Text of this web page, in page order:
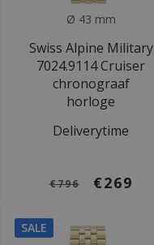
Ø 43 mm
Swiss Alpine Military
7024.9114 Cruiser
chronograaf
horloge
Deliverytime
€796 €269
SALE